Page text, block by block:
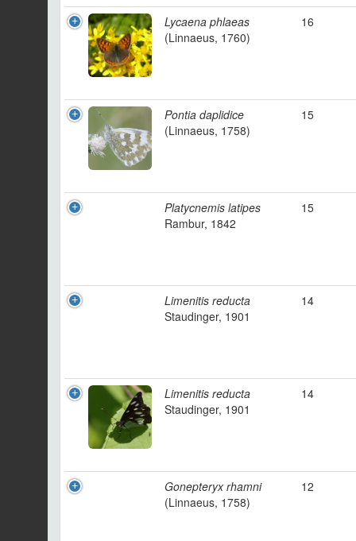
Lycaena phlaeas
(Linnaeus, 1760)
16
Pontia daplidice
(Linnaeus, 1758)
15
Platycnemis latipes
Rambur, 1842
15
Limenitis reducta
Staudinger, 1901
14
Limenitis reducta
Staudinger, 1901
14
Gonepteryx rhamni
(Linnaeus, 1758)
12